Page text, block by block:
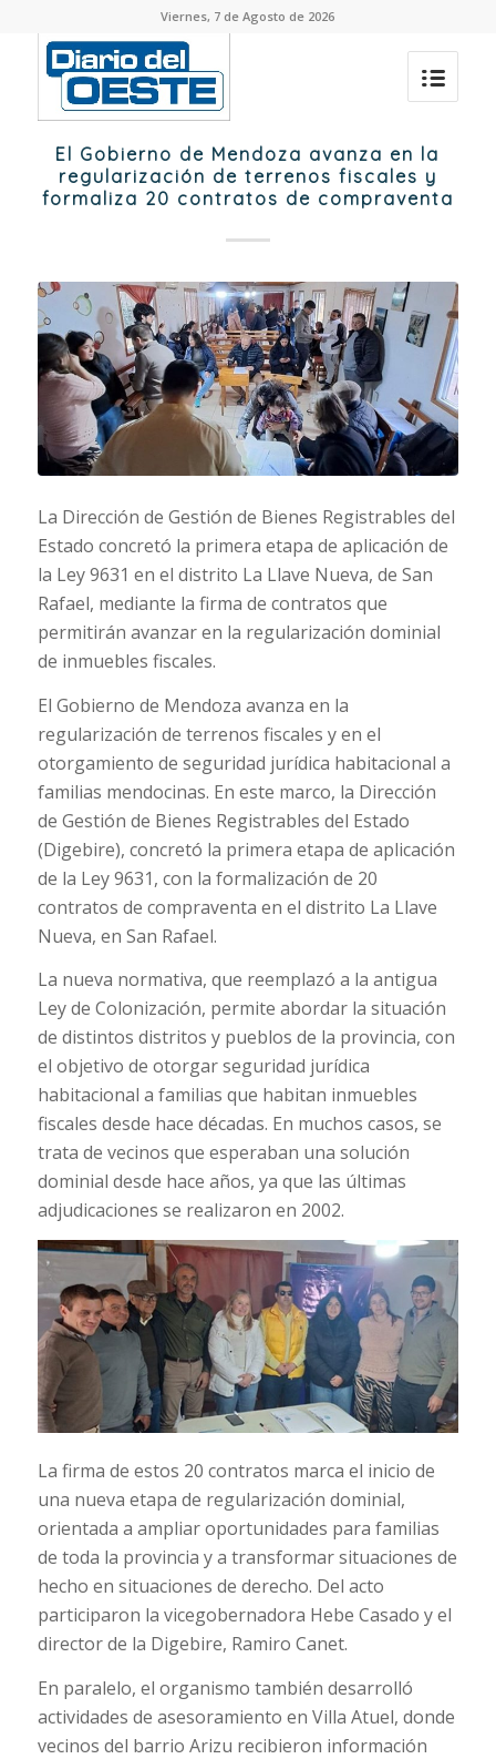
Viernes, 7 de Agosto de 2026
El Gobierno de Mendoza avanza en la
regularización de terrenos fiscales y
formaliza 20 contratos de compraventa
La Dirección de Gestión de Bienes Registrables del
Estado concretó la primera etapa de aplicación de
la Ley 9631 en el distrito La Llave Nueva, de San
Rafael, mediante la firma de contratos que
permitirán avanzar en la regularización dominial
de inmuebles fiscales.
El Gobierno de Mendoza avanza en la
regularización de terrenos fiscales y en el
otorgamiento de seguridad jurídica habitacional a
familias mendocinas. En este marco, la Dirección
de Gestión de Bienes Registrables del Estado
(Digebire), concretó la primera etapa de aplicación
de la Ley 9631, con la formalización de 20
contratos de compraventa en el distrito La Llave
Nueva, en San Rafael.
La nueva normativa, que reemplazó a la antigua
Ley de Colonización, permite abordar la situación
de distintos distritos y pueblos de la provincia, con
el objetivo de otorgar seguridad jurídica
habitacional a familias que habitan inmuebles
fiscales desde hace décadas. En muchos casos, se
trata de vecinos que esperaban una solución
dominial desde hace años, ya que las últimas
adjudicaciones se realizaron en 2002.
La firma de estos 20 contratos marca el inicio de
una nueva etapa de regularización dominial,
orientada a ampliar oportunidades para familias
de toda la provincia y a transformar situaciones de
hecho en situaciones de derecho. Del acto
participaron la vicegobernadora Hebe Casado y el
director de la Digebire, Ramiro Canet.
En paralelo, el organismo también desarrolló
actividades de asesoramiento en Villa Atuel, donde
vecinos del barrio Arizu recibieron información